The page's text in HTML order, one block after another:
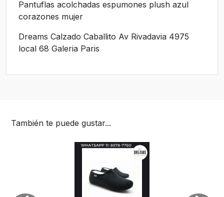
Pantuflas acolchadas espumones plush azul
corazones mujer
Dreams Calzado Caballito Av Rivadavia 4975
local 68 Galeria Paris
También te puede gustar...